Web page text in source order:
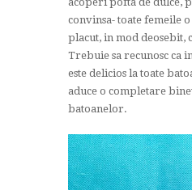
convinsa- toate femeile
placut, in mod deosebit,
Trebuie sa recunosc ca
este delicios la toate
aduce o completare
batoanelor.